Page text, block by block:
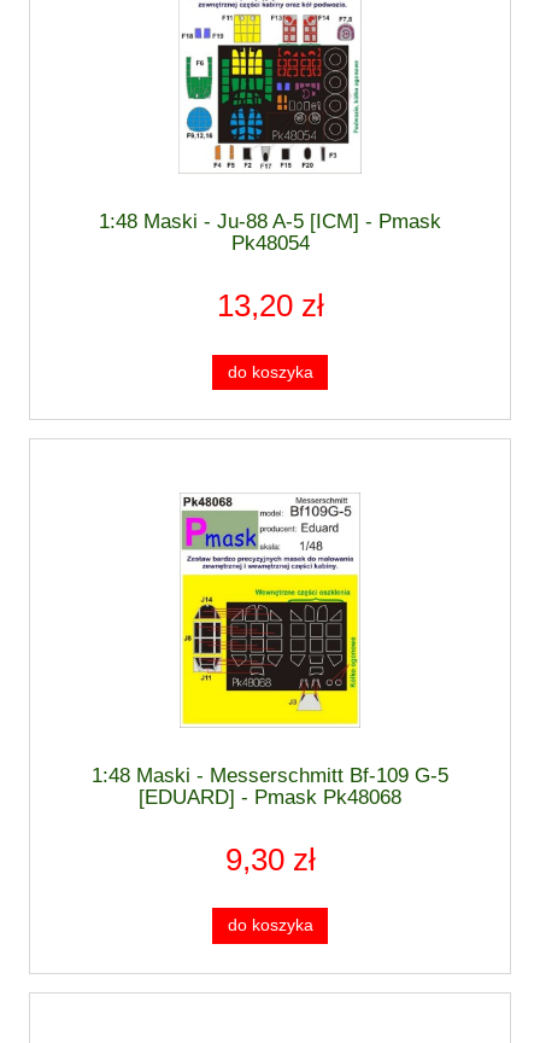
1:48 Maski - Ju-88 A-5 [ICM] - Pmask
Pk48054
13,20 zł
do koszyka
1:48 Maski - Messerschmitt Bf-109 G-5
[EDUARD] - Pmask Pk48068
9,30 zł
do koszyka